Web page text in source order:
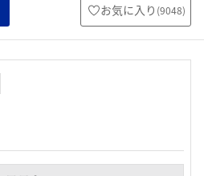
お気に入り (9048)